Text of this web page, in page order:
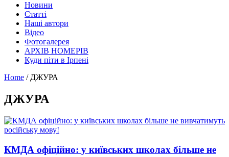
Новини
Статті
Наші автори
Відео
Фотогалерея
АРХІВ НОМЕРІВ
Куди піти в Ірпені
Home / ДЖУРА
ДЖУРА
КМДА офіційно: у київських школах більше не